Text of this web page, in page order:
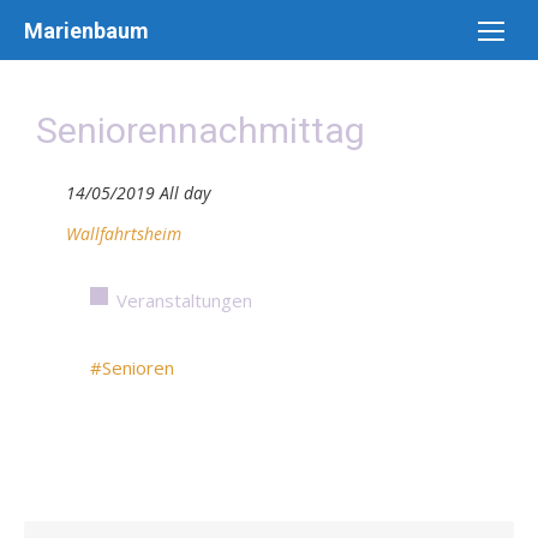
Marienbaum
Seniorennachmittag
14/05/2019 All day
Wallfahrtsheim
Veranstaltungen
#Senioren